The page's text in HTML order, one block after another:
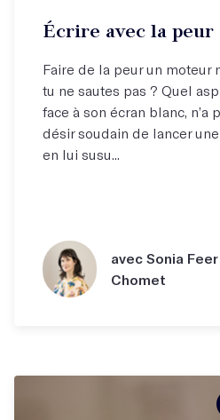
Écrire avec la peur
Faire de la peur un moteur
tu ne sautes pas ? Quel
face à son écran blanc, n’a
désir soudain de lancer
en lui susu...
avec Sonia
Chomet